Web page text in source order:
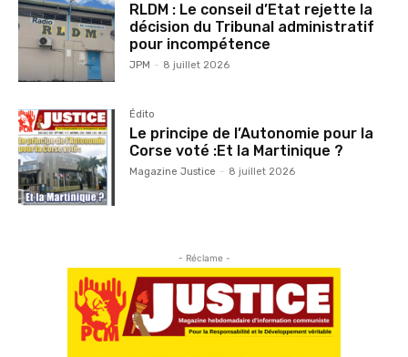
RLDM : Le conseil d’Etat rejette la
décision du Tribunal administratif
pour incompétence
JPM - 8 juillet 2026
Édito
Le principe de l’Autonomie pour la
Corse voté :Et la Martinique ?
Magazine Justice - 8 juillet 2026
- Réclame -